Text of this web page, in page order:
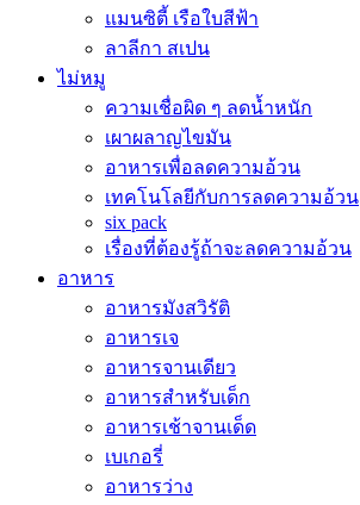
แมนซิตี้ เรือใบสีฟ้า
ลาลีกา สเปน
ไม่หมู
ความเชื่อผิด ๆ ลดน้ำหนัก
เผาผลาญไขมัน
อาหารเพื่อลดความอ้วน
เทคโนโลยีกับการลดความอ้วน
six pack
เรื่องที่ต้องรู้ถ้าจะลดความอ้วน
อาหาร
อาหารมังสวิรัติ
อาหารเจ
อาหารจานเดียว
อาหารสำหรับเด็ก
อาหารเช้าจานเด็ด
เบเกอรี่
อาหารว่าง